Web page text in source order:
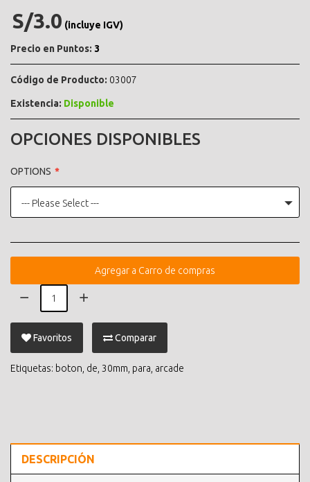
S/3.0 (incluye IGV)
Precio en Puntos: 3
Código de Producto: 03007
Existencia: Disponible
OPCIONES DISPONIBLES
OPTIONS
--- Please Select ---
Agregar a Carro de compras
Favoritos Comparar
Etiquetas: boton de 30mm para arcade
DESCRIPCIÓN